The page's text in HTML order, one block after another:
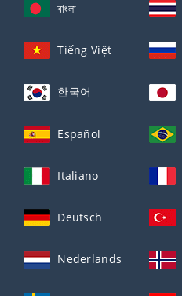
বাংলা
Tiếng Việt
한국어
Español
Italiano
Deutsch
Nederlands